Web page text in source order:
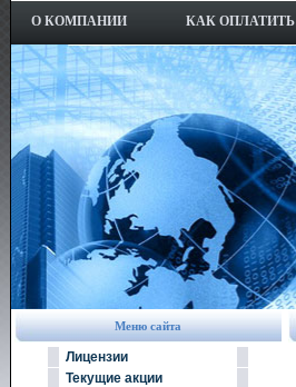
О КОМПАНИИ КАК ОПЛАТИТЬ
Меню сайта
Лицензии
Текущие акции